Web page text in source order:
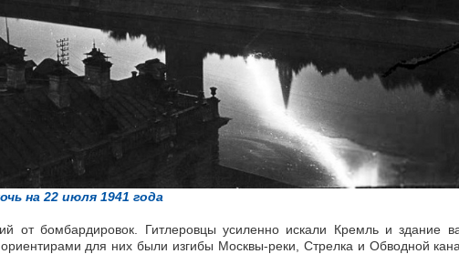
на 22 июля 1941 года
от бомбардировок. Гитлеровцы усиленно искали Кремль и здание
для них были изгибы Москвы-реки, Стрелка и Обводной